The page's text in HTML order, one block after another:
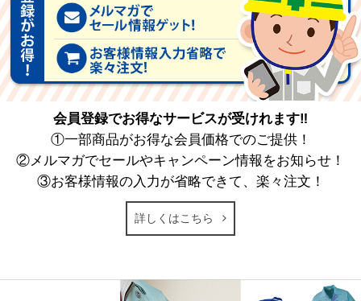
会員登録でお得なサービスが受けれます‼
①一部商品がお得な会員価格でのご提供！
②メルマガでセールやキャンペーン情報をお知らせ！
③お客様情報の入力が省略できて、楽々注文！
詳しくはこちら